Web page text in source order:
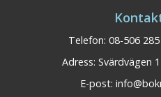
Telefon: 08-506
Adress: Svärdvägen
E-post: